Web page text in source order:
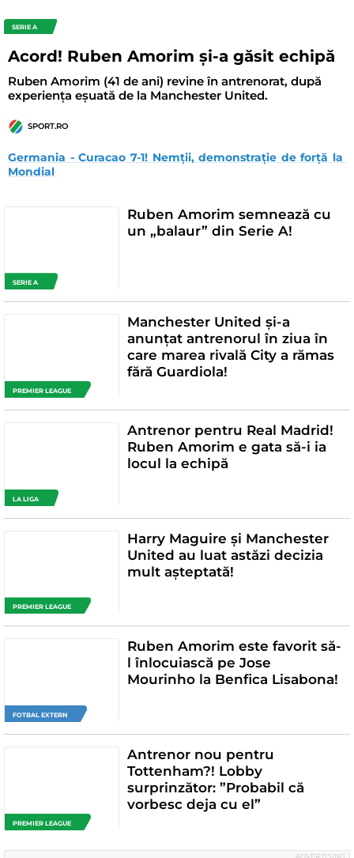
SERIE A
Acord! Ruben Amorim și-a găsit echipă
Ruben Amorim (41 de ani) revine în antrenorat, după
experiența eșuată de la Manchester United.
SPORT.RO
Germania - Curacao 7-1! Nemții, demonstrație de forță la
Mondial
SERIE A
Ruben Amorim semnează cu
un „balaur” din Serie A!
PREMIER LEAGUE
Manchester United și-a
anunțat antrenorul în ziua în
care marea rivală City a rămas
fără Guardiola!
LA LIGA
Antrenor pentru Real Madrid!
Ruben Amorim e gata să-i ia
locul la echipă
PREMIER LEAGUE
Harry Maguire și Manchester
United au luat astăzi decizia
mult așteptată!
FOTBAL EXTERN
Ruben Amorim este favorit să-
l înlocuiască pe Jose
Mourinho la Benfica Lisabona!
PREMIER LEAGUE
Antrenor nou pentru
Tottenham?! Lobby
surprinzător: ”Probabil că
vorbesc deja cu el”